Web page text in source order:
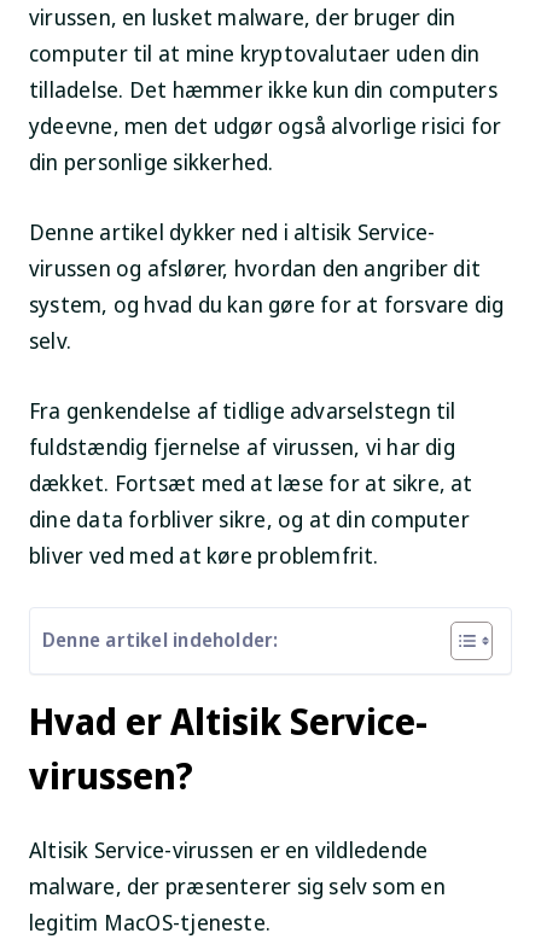
virussen, en lusket malware, der bruger din
computer til at mine kryptovalutaer uden din
tilladelse. Det hæmmer ikke kun din computers
ydeevne, men det udgør også alvorlige risici for
din personlige sikkerhed.
Denne artikel dykker ned i altisik Service-
virussen og afslører, hvordan den angriber dit
system, og hvad du kan gøre for at forsvare dig
selv.
Fra genkendelse af tidlige advarselstegn til
fuldstændig fjernelse af virussen, vi har dig
dækket. Fortsæt med at læse for at sikre, at
dine data forbliver sikre, og at din computer
bliver ved med at køre problemfrit.
Denne artikel indeholder:
Hvad er Altisik Service-
virussen?
Altisik Service-virussen er en vildledende
malware, der præsenterer sig selv som en
legitim MacOS-tjeneste.